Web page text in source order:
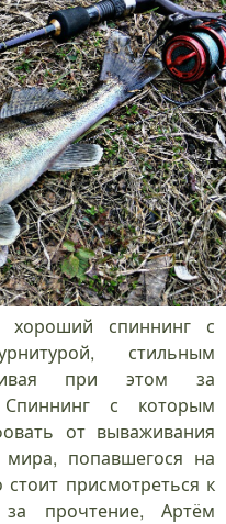
спиннинг с
стильным
при этом за
Спиннинг с которым
от вываживания
попавшегося на
присмотреться к
прочтение, Артём